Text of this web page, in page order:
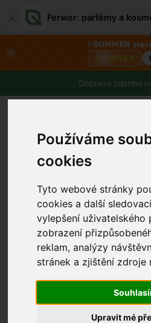
Používáme
cookies
Tyto webové stránky
cookies a další
vylepšení uživatelského
zobrazení
reklam, analýzy
stránek a zjištění zdroje
Upravit mé
Ferwer: parfémy a
×
⚡SUMMER
Doprava zdarma